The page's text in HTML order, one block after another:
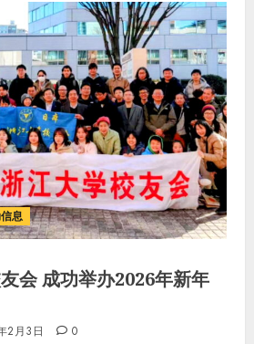
息
会 成功举办2026年新年
2月3日 0